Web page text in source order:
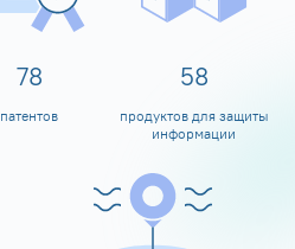
80
патентов
60
продуктов для защиты
информации